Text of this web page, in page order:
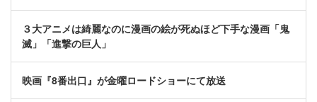
３大アニメは綺麗なのに漫画の絵が死ぬほど下手な漫画「鬼
滅」「進撃の巨人」
映画『8番出口』が金曜ロードショーにて放送